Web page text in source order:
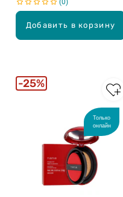
Добавить в корзину
0
Только
онлайн
25%